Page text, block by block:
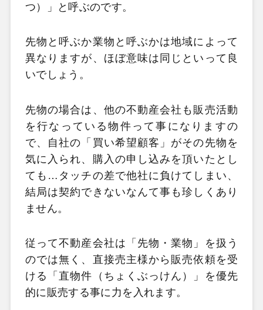
つ）」と呼ぶのです。
先物と呼ぶか業物と呼ぶかは地域によって
異なりますが、ほぼ意味は同じといって良
いでしょう。
先物の場合は、他の不動産会社も販売活動
を行なっている物件って事になりますの
で、自社の「買い希望顧客」がその先物を
気に入られ、購入の申し込みを頂いたとし
ても…タッチの差で他社に負けてしまい、
結局は契約できないなんて事も珍しくあり
ません。
従って不動産会社は「先物・業物」を扱う
のでは無く、直接売主様から販売依頼を受
ける「直物件（ちょくぶっけん）」を優先
的に販売する事に力を入れます。